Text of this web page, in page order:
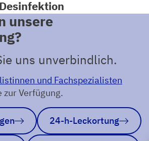
unsere
uns unverbindlich.
und Fachspezialisten
zur Verfügung.
24-h-Leckortung